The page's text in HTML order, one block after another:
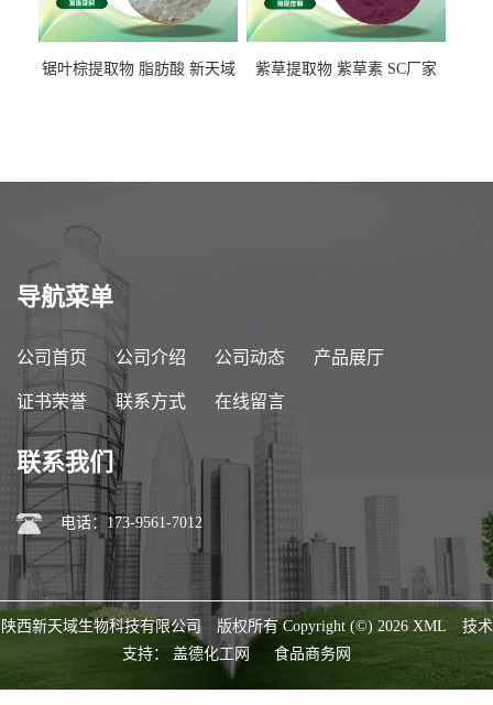
锯叶棕提取物 脂肪酸 新天域
紫草提取物 紫草素 SC厂家
导航菜单
公司首页 公司介绍 公司动态 产品展厅
证书荣誉 联系方式 在线留言
联系我们
电话：173-9561-7012
陕西新天域生物科技有限公司 版权所有 Copyright (©) 2026 XML
技术
支持： 盖德化工网 食品商务网